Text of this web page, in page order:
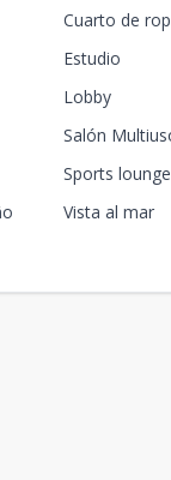
Cuarto de
Estudio
Lobby
Salón
Sports
Vista al mar